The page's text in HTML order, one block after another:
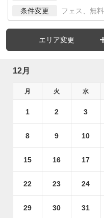
条件変更 フェス、無
エリア変更
12月
月 火 水
1 2 3
8 9 10
15 16 17
22 23 24
29 30 31